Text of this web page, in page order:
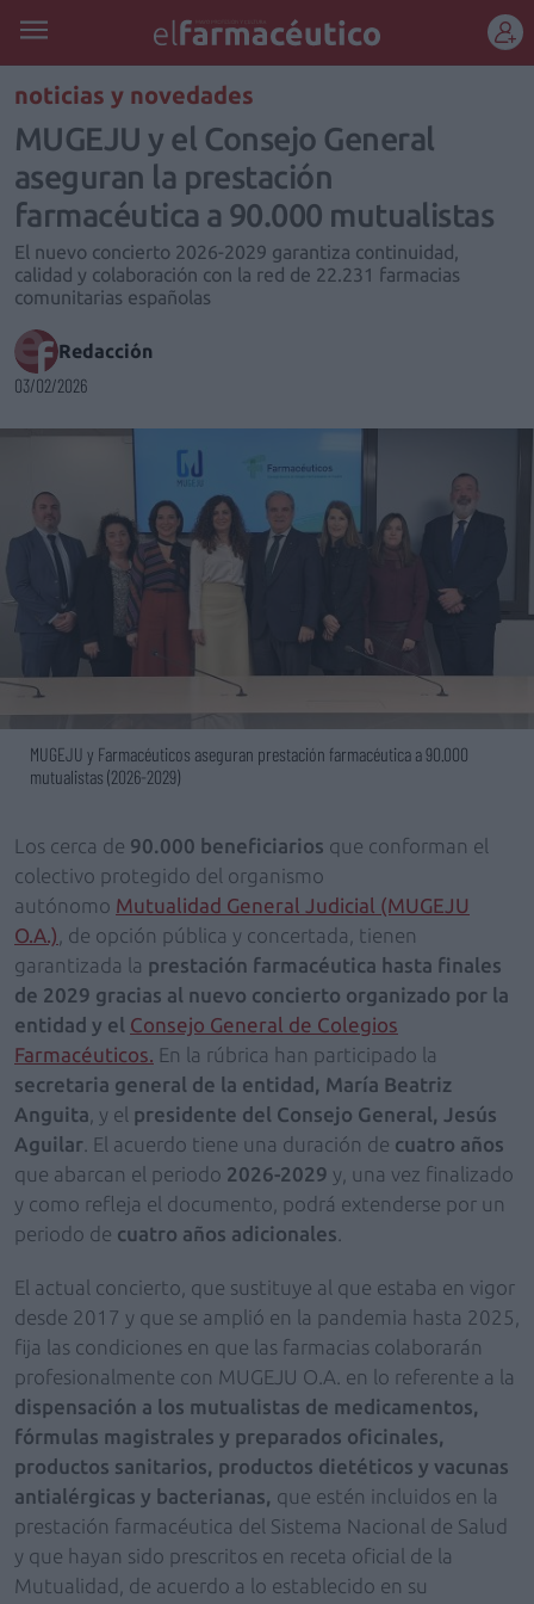
REGÍSTRATE
noticias y novedades
MUGEJU y el Consejo General
aseguran la prestación
farmacéutica a 90.000 mutualistas
El nuevo concierto 2026-2029 garantiza continuidad,
calidad y colaboración con la red de 22.231 farmacias
comunitarias españolas
Redacción
03/02/2026
MUGEJU y Farmacéuticos aseguran prestación farmacéutica a 90.000
mutualistas (2026-2029)
Los cerca de 90.000 beneficiarios que conforman el
colectivo protegido del organismo
autónomo Mutualidad General Judicial (MUGEJU
O.A.) , de opción pública y concertada, tienen
garantizada la prestación farmacéutica hasta finales
de 2029 gracias al nuevo concierto organizado por la
entidad y el Consejo General de Colegios
Farmacéuticos. En la rúbrica han participado la
secretaria general de la entidad, María Beatriz
Anguita , y el presidente del Consejo General, Jesús
Aguilar . El acuerdo tiene una duración de cuatro años
que abarcan el periodo 2026-2029 y, una vez finalizado
y como refleja el documento, podrá extenderse por un
periodo de cuatro años adicionales
El actual concierto, que sustituye al que estaba en vigor
desde 2017 y que se amplió en la pandemia hasta 2025,
fija las condiciones en que las farmacias colaborarán
profesionalmente con MUGEJU O.A. en lo referente a la
dispensación a los mutualistas de medicamentos,
fórmulas magistrales y preparados oficinales,
productos sanitarios, productos dietéticos y vacunas
antialérgicas y bacterianas, que estén incluidos en la
prestación farmacéutica del Sistema Nacional de Salud
y que hayan sido prescritos en receta oficial de la
Mutualidad, de acuerdo a lo establecido en su